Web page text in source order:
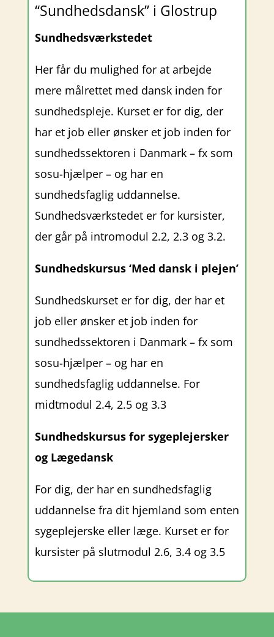
“Sundhedsdansk” i Glostrup
Sundhedsværkstedet
Her får du mulighed for at arbejde
mere målrettet med dansk inden for
sundhedspleje. Kurset er for dig, der
har et job eller ønsker et job inden for
sundhedssektoren i Danmark – fx som
sosu-hjælper – og har en
sundhedsfaglig uddannelse.
Sundhedsværkstedet er for kursister,
der går på intromodul 2.2, 2.3 og 3.2.
Sundhedskursus ‘Med dansk i plejen’
Sundhedskurset er for dig, der har et
job eller ønsker et job inden for
sundhedssektoren i Danmark – fx som
sosu-hjælper – og har en
sundhedsfaglig uddannelse. For
midtmodul 2.4, 2.5 og 3.3
Sundhedskursus for sygeplejersker
og Lægedansk
For dig, der har en sundhedsfaglig
uddannelse fra dit hjemland som enten
sygeplejerske eller læge. Kurset er for
kursister på slutmodul 2.6, 3.4 og 3.5